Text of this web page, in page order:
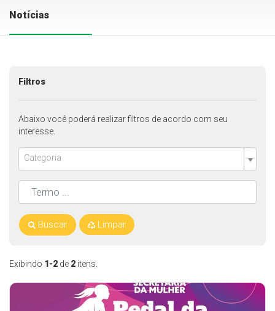
Notícias
Exibindo 1-2 de 2 itens.
Filtros
Abaixo você poderá realizar filtros de acordo com seu
interesse.
Categoria
Buscar Limpar